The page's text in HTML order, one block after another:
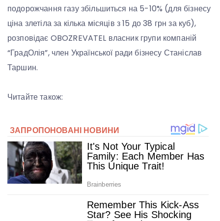
подорожчання газу збільшиться на 5-10% (для бізнесу
ціна злетіла за кілька місяців з 15 до 38 грн за куб),
розповідає OBOZREVATEL власник групи компаній
“ГрадОлія”, член Української ради бізнесу Станіслав
Таршин.
Читайте також: